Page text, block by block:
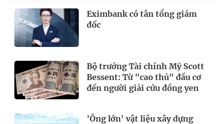
Eximbank có tân tổng giám
đốc
Bộ trưởng Tài chính Mỹ Scott
Bessent: Từ "cao thủ" đầu cơ
đến người giải cứu đồng yen
'Ông lớn' vật liệu xây dựng